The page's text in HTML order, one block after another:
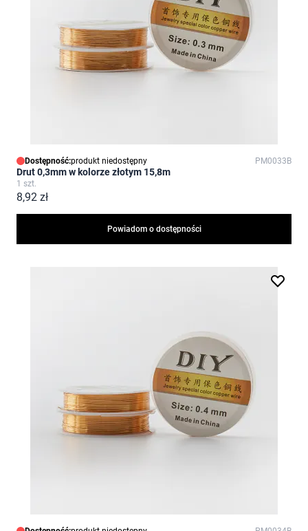
Dostępność:produkt niedostępny PM0033B
Drut 0,3mm w kolorze złotym 15,8m
1 szt.
8,92 zł
Powiadom o dostępności